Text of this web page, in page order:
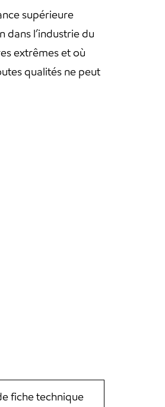
supérieure
l’industrie du
extrêmes et où
qualités ne peut
fiche technique